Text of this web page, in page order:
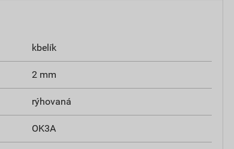
kbelík
2 mm
rýhovaná
OK3A